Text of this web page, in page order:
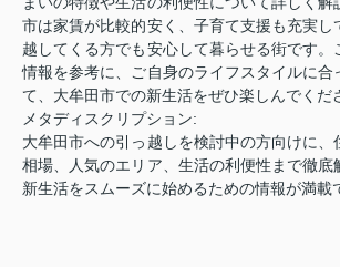
市は家賃が比較的安く、子育て支援も充実し
越してくる方でも安心して暮らせる街です。
情報を参考に、ご自身のライフスタイルに合
て、大牟田市での新生活をぜひ楽しんでくだ
メタディスクリプション:
大牟田市への引っ越しを検討中の方向けに
相場、人気のエリア、生活の利便性まで徹底
新生活をスムーズに始めるための情報が満載